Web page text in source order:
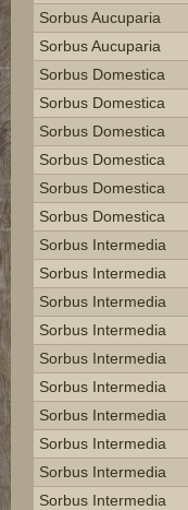
Sorbus Aucuparia
Sorbus Aucuparia
Sorbus Domestica
Sorbus Domestica
Sorbus Domestica
Sorbus Domestica
Sorbus Domestica
Sorbus Domestica
Sorbus Intermedia
Sorbus Intermedia
Sorbus Intermedia
Sorbus Intermedia
Sorbus Intermedia
Sorbus Intermedia
Sorbus Intermedia
Sorbus Intermedia
Sorbus Intermedia
Sorbus Intermedia